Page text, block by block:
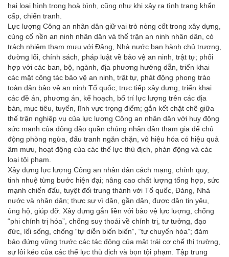
hai loại hình trong hoà bình, cũng như khi xảy ra tình trạng khẩn
cấp, chiến tranh.
Lực lượng Công an nhân dân giữ vai trò nòng cốt trong xây dựng,
củng cố nền an ninh nhân dân và thế trận an ninh nhân dân, có
trách nhiệm tham mưu với Đảng, Nhà nước ban hành chủ trương,
đường lối, chính sách, pháp luật về bảo vệ an ninh, trật tự; phối
hợp với các ban, bộ, ngành, địa phương hướng dẫn, triển khai
các mặt công tác bảo vệ an ninh, trật tự, phát động phong trào
toàn dân bảo vệ an ninh Tổ quốc; trực tiếp xây dựng, triển khai
các đề án, phương án, kế hoạch, bố trí lực lượng trên các địa
bàn, mục tiêu, tuyến, lĩnh vực trọng điểm; gắn kết chặt chẽ giữa
thế trận nghiệp vụ của lực lượng Công an nhân dân với huy động
sức mạnh của đông đảo quần chúng nhân dân tham gia để chủ
động phòng ngừa, đấu tranh ngăn chặn, vô hiệu hóa có hiệu quả
âm mưu, hoạt động của các thế lực thù địch, phản động và các
loại tội phạm.
Xây dựng lực lượng Công an nhân dân cách mạng, chính quy,
tinh nhuệ từng bước hiện đại; nâng cao chất lượng tổng hợp, sức
mạnh chiến đấu, tuyệt đối trung thành với Tổ quốc, Đảng, Nhà
nước và nhân dân; thực sự vì dân, gần dân, được dân tin yêu,
ủng hộ, giúp đỡ. Xây dựng gắn liền với bảo vệ lực lượng, chống
“phi chính trị hóa”, chống suy thoái về chính trị, tư tưởng, đạo
đức, lối sống, chống “tự diễn biến biến”, “tự chuyển hóa”; đảm
bảo đứng vững trước các tác động của mặt trái cơ chế thị trường,
sự lôi kéo của các thế lực thù địch và bọn tội phạm. Tập trung